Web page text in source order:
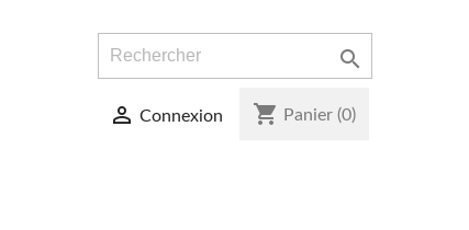
 Connexion shopping_cart Panier (0)
